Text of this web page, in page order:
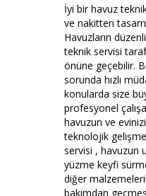
İyi bir havuz
ve nakitten
Havuzların
teknik servisi
önüne geçebilir.
sorunda hızlı
konularda size
profesyonel
havuzun ve
teknolojik
servisi , havuzun
yüzme keyfi
diğer
bakımdan